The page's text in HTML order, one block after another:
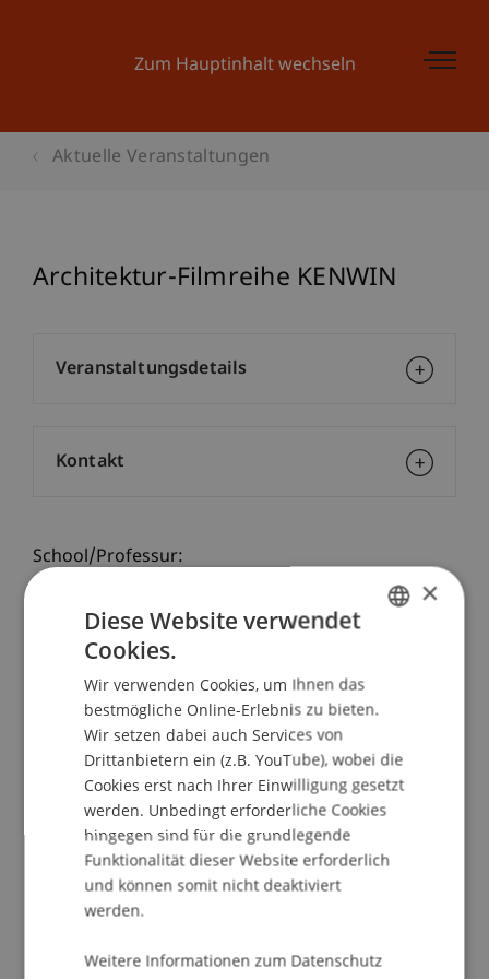
Zum Hauptinhalt wechseln
Aktuelle Veranstaltungen
Architektur-Filmreihe KENWIN
School/Professur:
Architektur
R: V. Goël | CH 1996 | OV/engl. UT | 86min
Eine radikal moderne Villa, erbaut in Tour-de-Peilz
am Ufer des Genfersees. Sie wurde in Auftrag
gegeben vom Filmer Kenneth Macpherson und
vom Schriftsteller Winifred Ellerman.
KENWIN porträtiert die Villa, geht ihrer
Bestimmung und Geschichte nach und wirft einen
Blick auf die Personen, die sie erbauen liessen.
Für ArchitekturstudentInnen:
Veranstaltungsdetails
Kontakt
×
Diese Website verwendet
Cookies.
Wir verwenden Cookies, um Ihnen das
bestmögliche Online-Erlebnis zu bieten.
Wir setzen dabei auch Services von
Drittanbietern ein (z.B. YouTube), wobei die
Cookies erst nach Ihrer Einwilligung gesetzt
werden. Unbedingt erforderliche Cookies
hingegen sind für die grundlegende
Funktionalität dieser Website erforderlich
und können somit nicht deaktiviert
werden.
Weitere Informationen zum Datenschutz